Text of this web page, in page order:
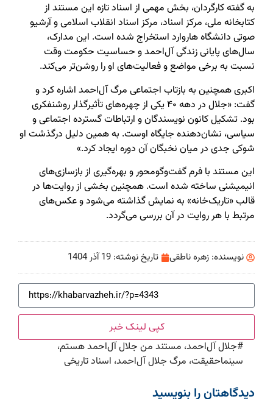
به گفته کارگردان، بخش مهمی از اسناد تازه این مستند از
کتابخانه ملی، مرکز اسناد، مرکز اسناد انقلاب اسلامی و آرشیو
صوتی دانشگاه هاروارد استخراج شده است. این مدارک،
سال‌های پایانی زندگی آل‌احمد و حساسیت حکومت وقت
نسبت به برخی مواضع و فعالیت‌های او را روشن‌تر می‌کند.
اکبری همچنین به بازتاب اجتماعی مرگ آل‌احمد اشاره کرد و
گفت: «جلال در دهه ۴۰ یکی از چهره‌های تأثیرگذار روشنفکری
بود. تشکیل کانون نویسندگان و ارتباطات گسترده اجتماعی و
سیاسی، نشان‌دهنده جایگاه اوست. به همین دلیل درگذشت او
شوکی جدی در میان نخبگان آن دوره ایجاد کرد.»
این مستند با فرم گفت‌وگومحور و بهره‌گیری از بازسازی‌های
انیمیشنی ساخته شده است. همچنین بخشی از روایت‌ها در
قالب «تاریک‌خانه» به نمایش گذاشته می‌شود و عکس‌های
مرتبط با هر روایت در آن بررسی می‌گردد.
نویسنده: زهره ناطقی تاریخ نوشته: 19 آذر 1404
کپی لینک خبر
#جلال آل‌احمد، مستند من جلال آل‌احمد هستم،
سینماحقیقت، مرگ جلال آل‌احمد، اسناد تاریخی
دیدگاهتان را بنویسید